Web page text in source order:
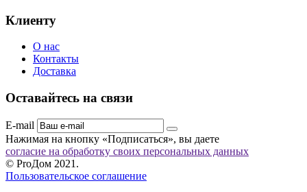
Клиенту
О нас
Контакты
Доставка
Оставайтесь на связи
E-mail
Нажимая на кнопку «Подписаться», вы даете
согласие на обработку своих персональных данных
© ProДом 2021.
Пользовательское соглашение